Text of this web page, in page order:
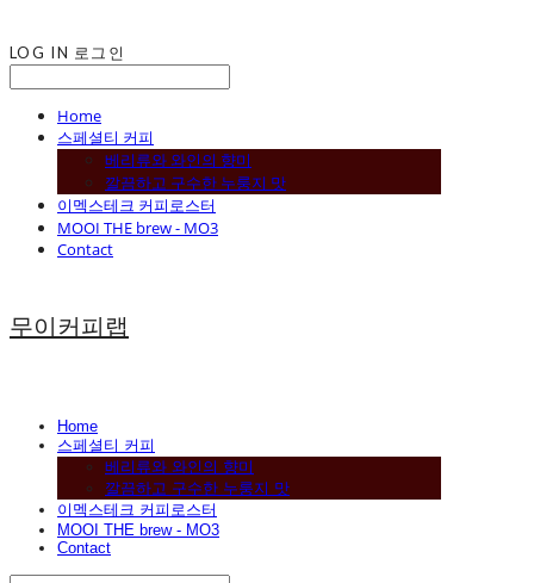
LOG IN 로그인
Home
스페셜티 커피
베리류와 와인의 향미
깔끔하고 구수한 누룽지 맛
이멕스테크 커피로스터
MOOI THE brew - MO3
Contact
무이커피랩
Home
스페셜티 커피
베리류와 와인의 향미
깔끔하고 구수한 누룽지 맛
이멕스테크 커피로스터
MOOI THE brew - MO3
Contact